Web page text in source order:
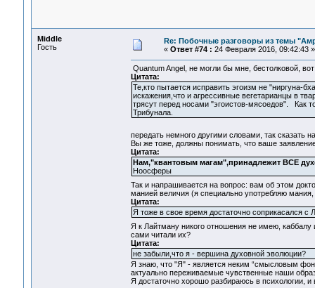
Middle
Гость
Re: Побочные разговоры из темы
« Ответ #74 : 24 Февраля 2016, 09:42:43 »
Quantum Angel, не могли бы мне, бестолковой, вот
Цитата:
Те,кто пытается исправить эгоизм не "ниргуна-
искажения,что и агрессивные вегетарианцы в
трясут перед носами "эгоистов-мясоедов". Как
Трибунала.
передать немного другими словами, так сказать
Вы же тоже, должны понимать, что ваше
Цитата:
Нам,"квантовым магам",принадлежит ВСЕ
Ноосферы
Так и напрашивается на вопрос: вам об этом
манией величия (я специально употребляю
Цитата:
Я тоже в свое время достаточно соприкасался с
Я к Лайтману никого отношения не имею,
сами читали их?
Цитата:
не забыли,что я - вершина духовной эволюции?
Я знаю, что "Я" - является неким “смысловым
актуально переживаемые чувственные наши
Я достаточно хорошо разбираюсь в психологии,